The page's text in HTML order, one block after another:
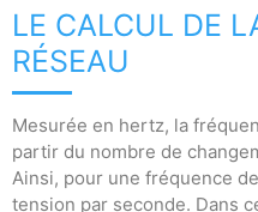
LE CALCUL DE
RÉSEAU
Mesurée en hertz, la
partir du nombre de
Ainsi, pour une fréquence
tension par seconde. Dans